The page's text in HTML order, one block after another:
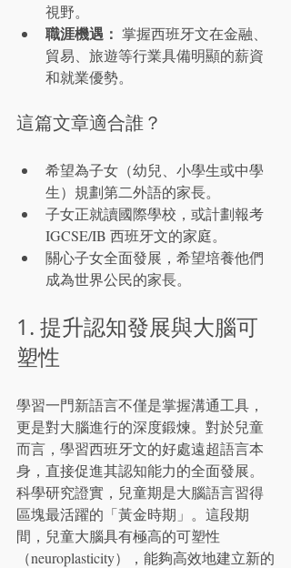
視野。
職涯機遇： 掌握西班牙文在金融、
貿易、旅遊等行業具備明顯的薪資
和就業優勢。
這篇文章適合誰？
希望為子女（幼兒、小學生或中學
生）規劃第二外語的家長。
子女正就讀國際學校，或計劃報考
IGCSE/IB 西班牙文的家庭。
關心子女全面發展，希望培養他們
成為世界公民的家長。
1. 提升認知發展與大腦可
塑性
學習一門新語言不僅是掌握溝通工具，
更是對大腦進行的深度鍛煉。對於兒童
而言，學習西班牙文的好處遠超語言本
身，直接促進其認知能力的全面發展。
科學研究證實，兒童期是大腦語言習得
區塊最活躍的「黃金時期」。這段期
間，兒童大腦具有極高的可塑性
（neuroplasticity），能夠高效地建立新的